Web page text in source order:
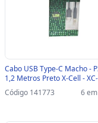
Cabo USB Type-C Macho -
1,2 Metros Preto X-Cell -
XC-P2-C
Código 141773 6